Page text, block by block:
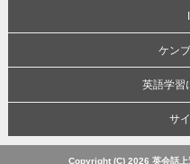
ケン
英語学習
サ
Copyright (C) 2026 英会話